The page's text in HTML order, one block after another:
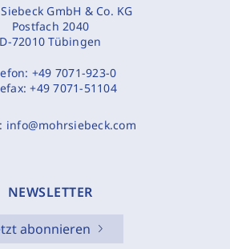
GmbH & Co. KG
Postfach 2040
D-72010 Tübingen
+49 7071-923-0
+49 7071-51104
info@mohrsiebeck.com
NEWSLETTER
abonnieren